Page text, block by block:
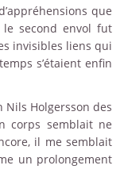
que
le second envol fut
invisibles liens qui
s’étaient enfin
Nils Holgersson des
corps semblait ne
il me semblait
un prolongement